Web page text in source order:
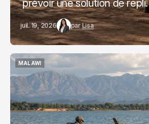
prévoir une solution de repli.
juil. 19, 2026 par Lisa
MALAWI
MALAWI